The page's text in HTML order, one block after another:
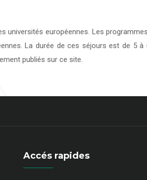
universités européennes. Les
La durée de ces séjours est de 5
publiés sur ce site.
Accés rapides